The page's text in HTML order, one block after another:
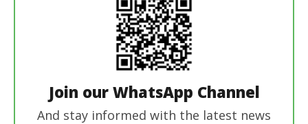
Join our WhatsApp Channel
And stay informed with the latest news